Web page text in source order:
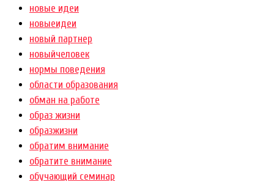
новые идеи
новыеидеи
новый партнер
новыйчеловек
нормы поведения
области образования
обман на работе
образ жизни
образжизни
обратим внимание
обратите внимание
обучающий семинар